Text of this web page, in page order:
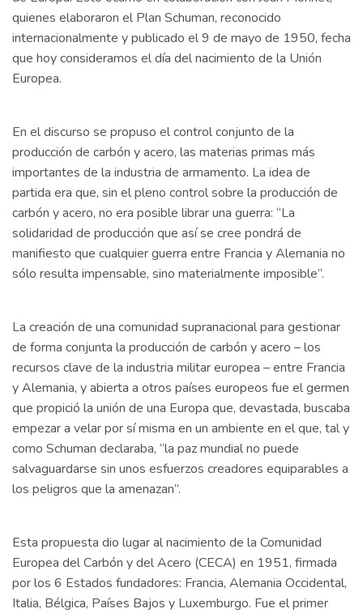
quienes elaboraron el Plan Schuman, reconocido
internacionalmente y publicado el 9 de mayo de 1950, fecha
que hoy consideramos el día del nacimiento de la Unión
Europea.
En el discurso se propuso el control conjunto de la
producción de carbón y acero, las materias primas más
importantes de la industria de armamento. La idea de
partida era que, sin el pleno control sobre la producción de
carbón y acero, no era posible librar una guerra: “La
solidaridad de producción que así se cree pondrá de
manifiesto que cualquier guerra entre Francia y Alemania no
sólo resulta impensable, sino materialmente imposible”.
La creación de una comunidad supranacional para gestionar
de forma conjunta la producción de carbón y acero – los
recursos clave de la industria militar europea – entre Francia
y Alemania, y abierta a otros países europeos fue el germen
que propició la unión de una Europa que, devastada, buscaba
empezar a velar por sí misma en un ambiente en el que, tal y
como Schuman declaraba, “la paz mundial no puede
salvaguardarse sin unos esfuerzos creadores equiparables a
los peligros que la amenazan”.
Esta propuesta dio lugar al nacimiento de la Comunidad
Europea del Carbón y del Acero (CECA) en 1951, firmada
por los 6 Estados fundadores: Francia, Alemania Occidental,
Italia, Bélgica, Países Bajos y Luxemburgo. Fue el primer